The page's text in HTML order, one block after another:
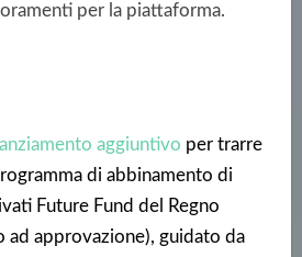
per la piattaforma.
aggiuntivo per trarre
di abbinamento di
Future Fund del Regno
ad approvazione), guidato da